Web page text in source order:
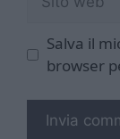
Salva il
browser